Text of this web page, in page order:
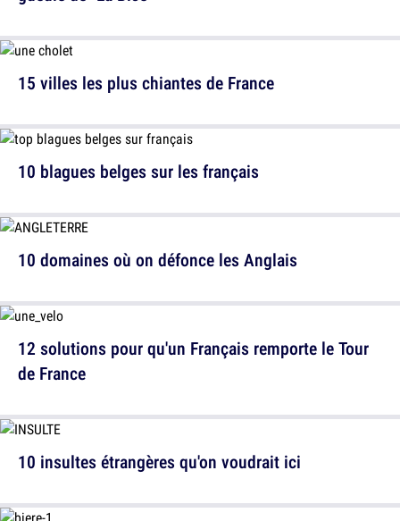
15 villes les plus chiantes de France
10 domaines où on défonce les Anglais
10 insultes étrangères qu'on voudrait ici
10 blagues belges sur les français
12 solutions pour qu'un Français remporte le Tour
de France